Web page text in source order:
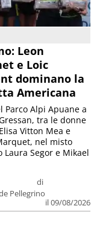
Leon
e Loic
dominano la
Americana
di
Pellegrino
il 09/08/2026
Parco Alpi Apuane a
tra le donne
Vitton Mea e
nel misto
Laura Segor e Mikael